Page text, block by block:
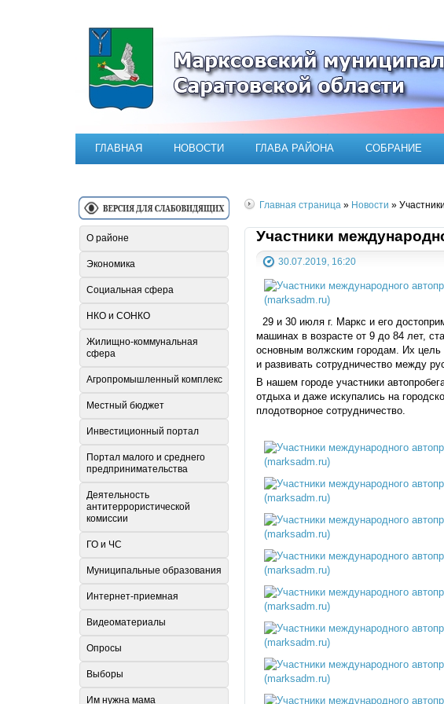
Официальный сайт Марксовского
ГЛАВНАЯ НОВОСТИ ГЛАВА РАЙОНА СОБРАНИЕ
Главная страница » Новости »
Участники
30.07.2019, 16:20
29 и 30 июля г. Маркс и его
машинах в возрасте от 9 до 84 лет,
основным волжским городам. Их цель
и развивать сотрудничество между
В нашем городе участники
отдыха и даже искупались на
плодотворное сотрудничество.
О районе
Экономика
Социальная сфера
НКО и СОНКО
Жилищно-коммунальная
сфера
Агропромышленный комплекс
Местный бюджет
Инвестиционный портал
Портал малого и среднего
предпринимательства
Деятельность
антитеррористической
комиссии
ГО и ЧС
Муниципальные образования
Интернет-приемная
Видеоматериалы
Опросы
Выборы
Им нужна мама